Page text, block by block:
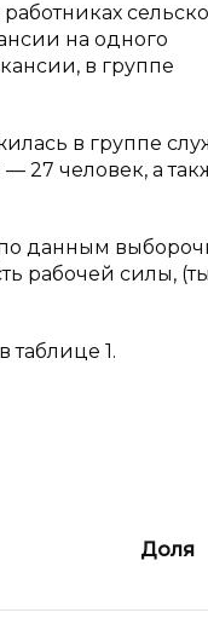
на одного
в группе
в группе
27 человек, а
данным
рабочей силы,
1.
Доля